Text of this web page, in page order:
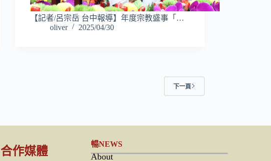
【記者/呂宗岳 台中報導】年度宗教盛事「…
oliver
2025/04/30
下一頁
合作媒體
暢NEWS
About